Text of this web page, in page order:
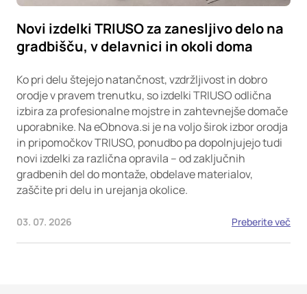
Novi izdelki TRIUSO za zanesljivo delo na
gradbišču, v delavnici in okoli doma
Ko pri delu štejejo natančnost, vzdržljivost in dobro
orodje v pravem trenutku, so izdelki TRIUSO odlična
izbira za profesionalne mojstre in zahtevnejše domače
uporabnike. Na eObnova.si je na voljo širok izbor orodja
in pripomočkov TRIUSO, ponudbo pa dopolnjujejo tudi
novi izdelki za različna opravila – od zaključnih
gradbenih del do montaže, obdelave materialov,
zaščite pri delu in urejanja okolice.
03. 07. 2026 Preberite več